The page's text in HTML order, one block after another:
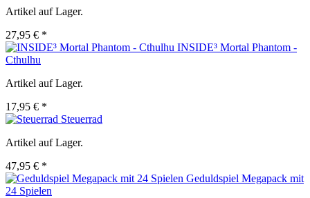
Artikel auf Lager.
27,95 € *
INSIDE³ Mortal Phantom -
Cthulhu
Artikel auf Lager.
17,95 € *
Steuerrad
Artikel auf Lager.
47,95 € *
Geduldspiel Megapack mit
24 Spielen